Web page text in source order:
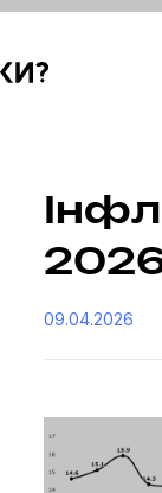
суспільні
09.04.2026